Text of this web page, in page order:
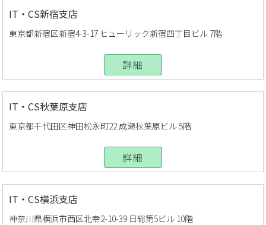
IT・CS新宿支店
東京都新宿区新宿4-3-17 ヒューリック新宿四丁目ビル 7階
詳細
IT・CS秋葉原支店
東京都千代田区神田松永町22 成瀬秋葉原ビル 5階
詳細
IT・CS横浜支店
神奈川県横浜市西区北幸2-10-39 日総第5ビル 10階